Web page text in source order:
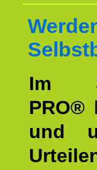
Im
PRO®
und